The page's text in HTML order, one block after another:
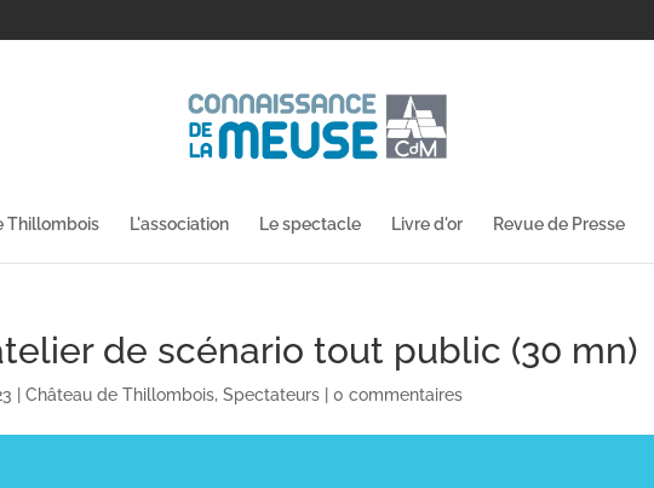
Thillombois L'association Le spectacle Livre d'or Revue de Presse
de scénario tout public (30 mn)
|Château de Thillombois,Spectateurs |0 commentaires